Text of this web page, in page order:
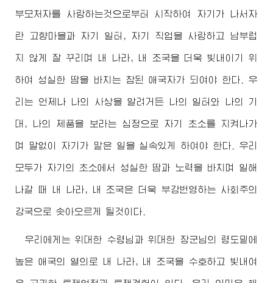
부모처자를 사랑하는것으로부터 시작하여 자기가 나서자
란 고향마을과 자기 일터, 자기 직업을 사랑하고 남부럽
지 않게 잘 꾸리며 내 나라, 내 조국을 더욱 빛내이기 위
하여 성실한 땀을 바치는 참된 애국자가 되여야 한다. 우
리는 언제나 나의 사상을 알려거든 나의 일터와 나의 기
대, 나의 제품을 보라는 심정으로 자기 초소를 지켜나가
며 말없이 자기가 맡은 일을 실속있게 하여야 한다. 우리
모두가 자기의 초소에서 성실한 땀과 노력을 바치며 일해
나갈 때 내 나라, 내 조국은 더욱 부강번영하는 사회주의
강국으로 솟아오르게 될것이다.
우리에게는위대한 수령님 과위대한 장군님 의 령도밑에
높은 애국의 열의로 내 나라, 내 조국을 수호하고 빛내여